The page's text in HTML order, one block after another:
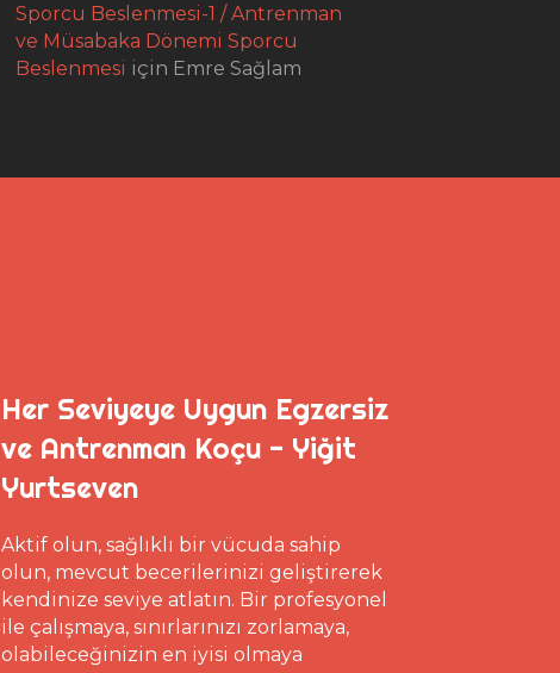
Sporcu Beslenmesi-1 / Antrenman
ve Müsabaka Dönemi Sporcu
Beslenmesi için Emre Sağlam
Her Seviyeye Uygun Egzersiz
ve Antrenman Koçu - Yiğit
Yurtseven
Aktif olun, sağlıklı bir vücuda sahip
olun, mevcut becerilerinizi geliştirerek
kendinize seviye atlatın. Bir profesyonel
ile çalışmaya, sınırlarınızı zorlamaya,
olabileceğinizin en iyisi olmaya